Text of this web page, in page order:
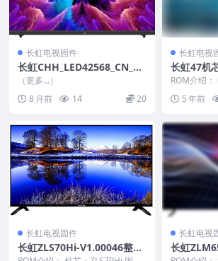
长虹电视固件
长虹CHH_LED42568_CN_RT
D2648SA_PCB6172_TPT420
H2_HVN04_V2.07_2013082
9_18BB_U盘刷机固件
（更多…）
8 月前
14 20
长虹电视
长虹47机
47HiS-
件包
ROM介绍
小：...5 年前
长虹电视固件
长虹ZLS70Hi-V1.00046整机
长虹电视
长虹